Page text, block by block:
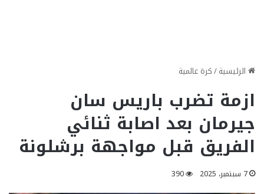
الرئيسية/كرة عالمية
ازمة تضرب باريس سان
جيرمان بعد اصابة ثنائي
الفريق قبل مواجهة برشلونة
7 سبتمبر، 2025 390